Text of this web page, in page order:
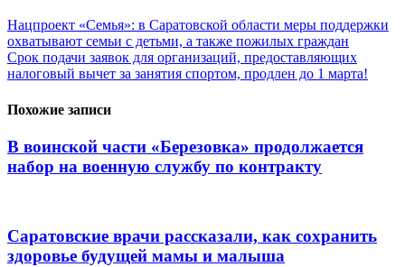
Нацпроект «Семья»: в Саратовской области меры поддержки
охватывают семьи с детьми, а также пожилых граждан
Срок подачи заявок для организаций, предоставляющих
налоговый вычет за занятия спортом, продлен до 1 марта!
Похожие записи
В воинской части «Березовка» продолжается
набор на военную службу по контракту
Саратовские врачи рассказали, как сохранить
здоровье будущей мамы и малыша